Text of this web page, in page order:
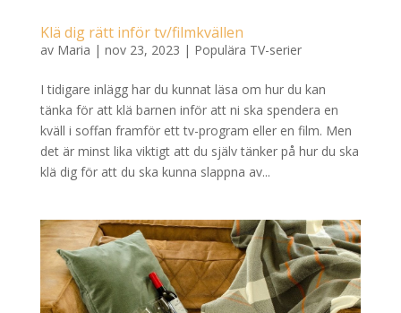
Klä dig rätt inför tv/filmkvällen
av Maria | nov 23, 2023 | Populära TV-serier
I tidigare inlägg har du kunnat läsa om hur du kan
tänka för att klä barnen inför att ni ska spendera en
kväll i soffan framför ett tv-program eller en film. Men
det är minst lika viktigt att du själv tänker på hur du ska
klä dig för att du ska kunna slappna av...